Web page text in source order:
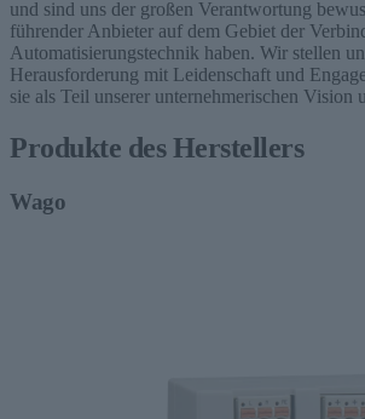
und sind uns der großen Verantwortung
führender Anbieter auf dem Gebiet der
Automatisierungstechnik haben. Wir stellen
Herausforderung mit Leidenschaft und
sie als Teil unserer unternehmerischen Vision
Produkte des Herstellers
Wago